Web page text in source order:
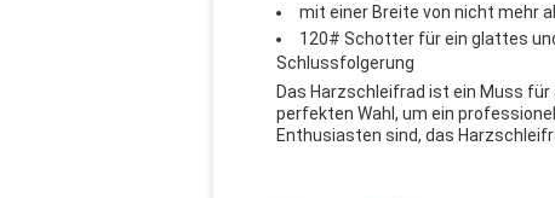
mit einer Breite von nicht mehr
120# Schotter für ein glattes
Schlussfolgerung
Das Harzschleifrad ist ein Muss
perfekten Wahl, um ein
Enthusiasten sind, das